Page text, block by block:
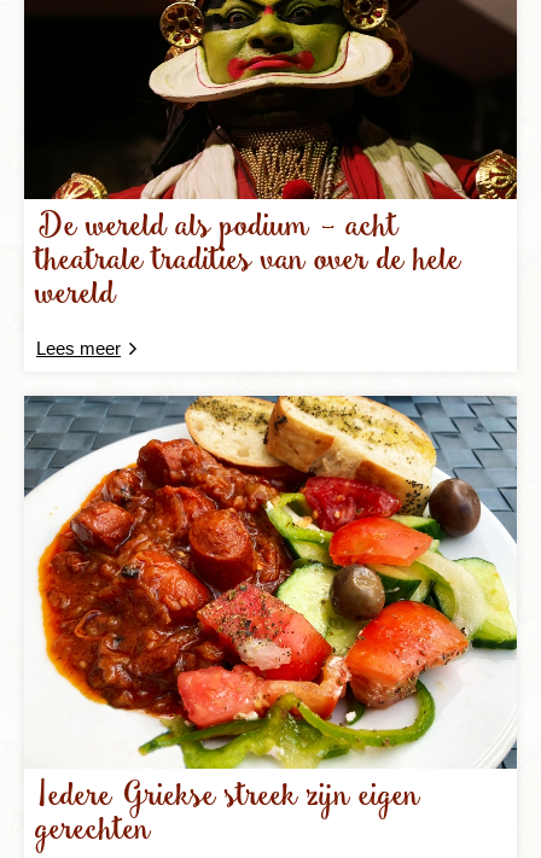
De wereld als podium – acht
theatrale tradities van over de hele
wereld
Lees meer
Iedere Griekse streek zijn eigen
gerechten